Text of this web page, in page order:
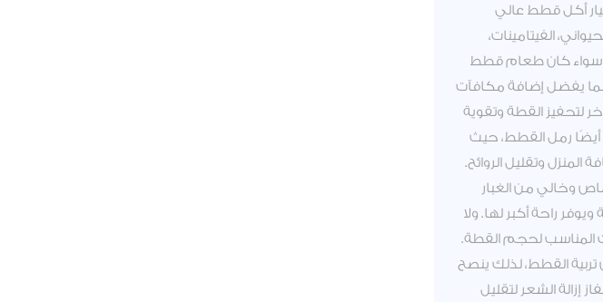
أكل قطط عالي
الفيتامينات،
سواء كان طعام قطط
يفضل إضافة مكافآت
لتحفيز القطة وتقوية
أيضًا رمل القطط، حيث
وتقليل الروائح.
وخالي من الغبار
راحة أكبر لها. ولا
المناسب لحجم القطة.
تربية القطط، لذلك ينصح
إزالة الشعر لتقليل